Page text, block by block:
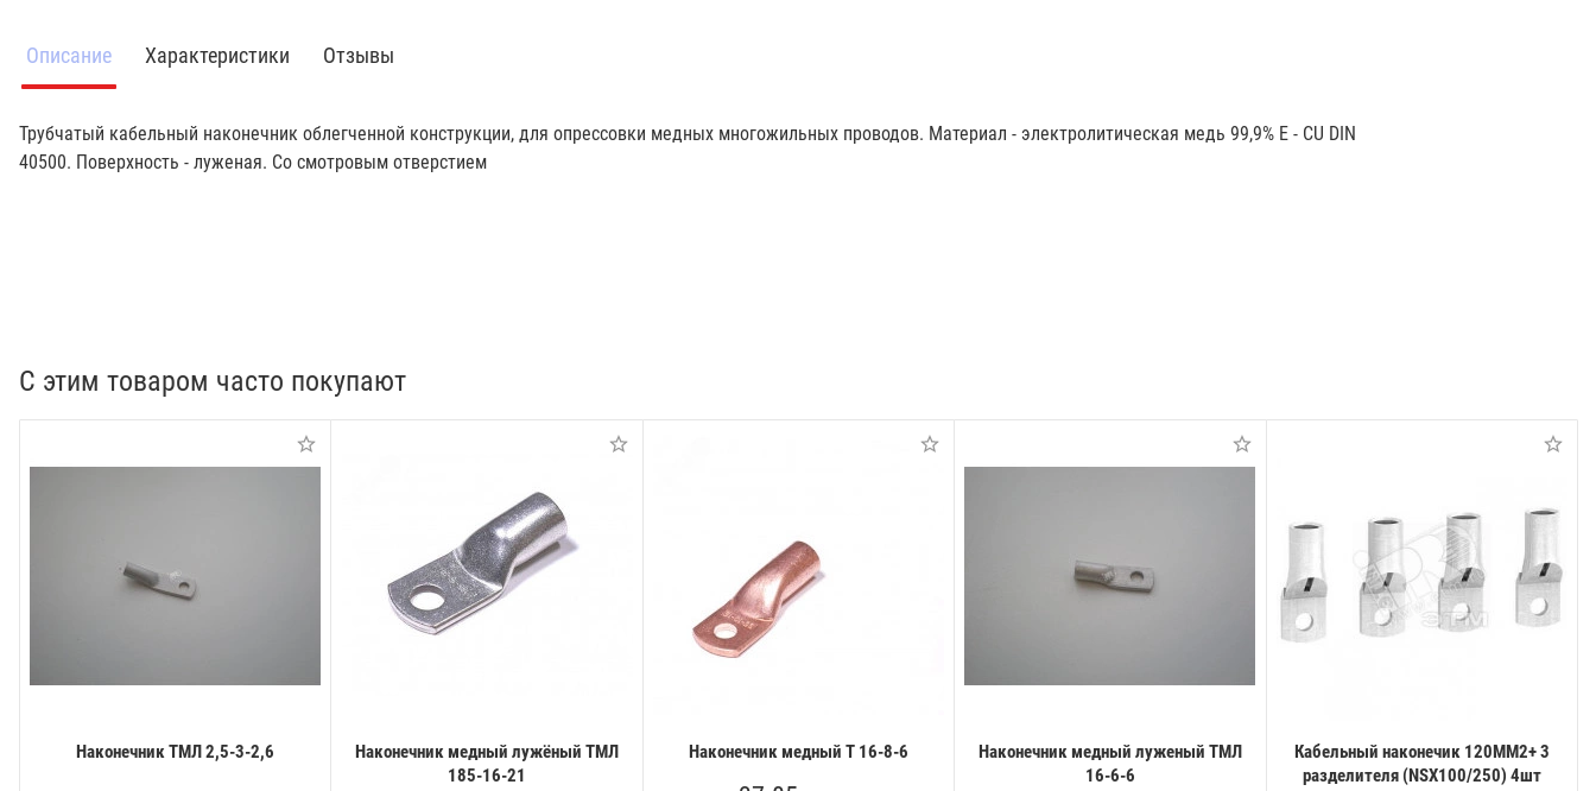
Описание Характеристики Отзывы
Трубчатый кабельный наконечник облегченной конструкции, для опрессовки медных многожильных проводов. Материал - электролитическая медь 99,9% E - CU DIN
40500. Поверхность - луженая. Со смотровым отверстием
С этим товаром часто покупают
Наконечник ТМЛ 2,5-3-2,6
Наконечник медный лужёный ТМЛ
185-16-21
Наконечник медный Т 16-8-6
Наконечник медный луженый ТМЛ
16-6-6
Кабельный наконечик 120ММ2+ 3
разделителя (NSX100/250) 4шт